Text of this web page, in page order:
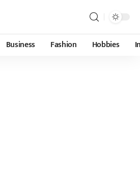
Business Fashion Hobbies